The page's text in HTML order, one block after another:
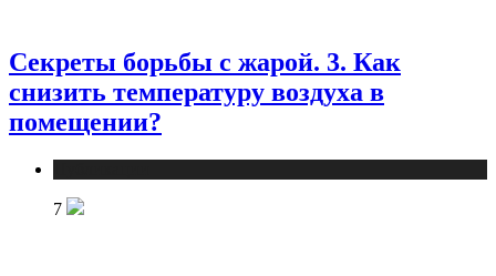
Секреты борьбы с жарой. 3. Как
снизить температуру воздуха в
помещении?
7